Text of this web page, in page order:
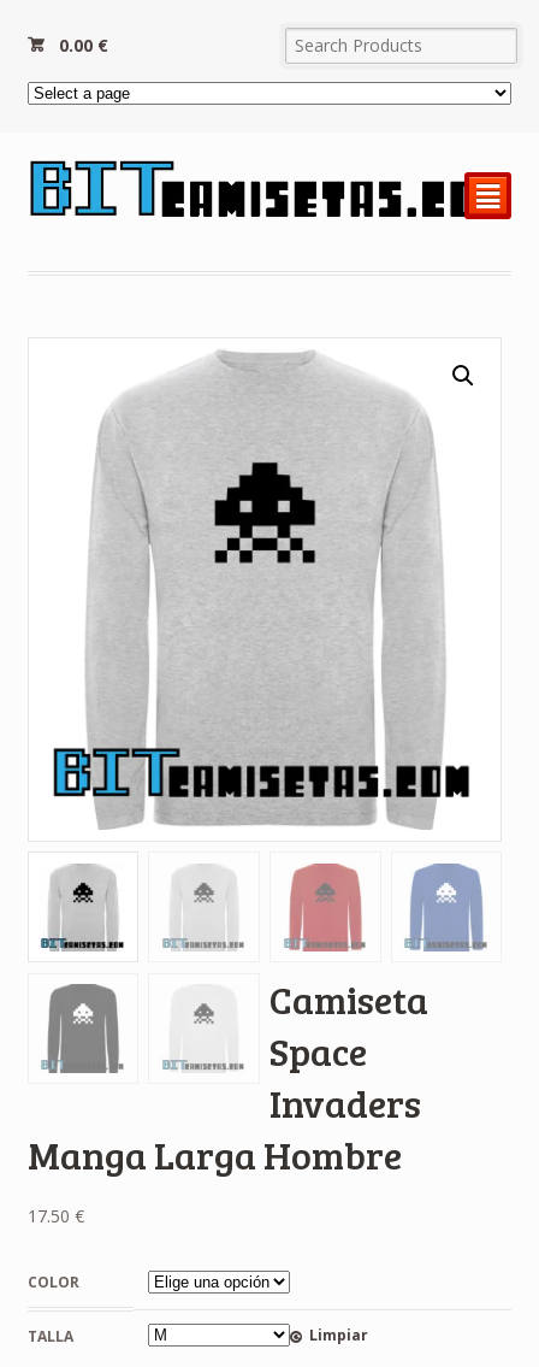
0.00 €
²
Camiseta
Space
Invaders
Manga Larga Hombre
17.50 €
COLOR
TALLA Limpiar